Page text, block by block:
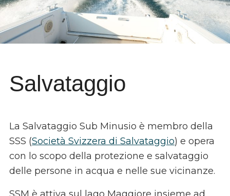
Salvataggio
La Salvataggio Sub Minusio è membro della
SSS (Società Svizzera di Salvataggio) e opera
con lo scopo della protezione e salvataggio
delle persone in acqua e nelle sue vicinanze.
SSM è attiva sul lago Maggiore insieme ad